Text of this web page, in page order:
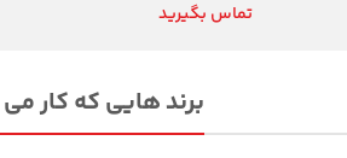
تماس بگیرید
برند هایی که کار